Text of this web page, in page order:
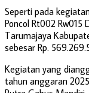
Seperti pada
Poncol Rt002 Rw015
Tarumajaya
sebesar Rp.
Kegiatan yang
tahun anggaran